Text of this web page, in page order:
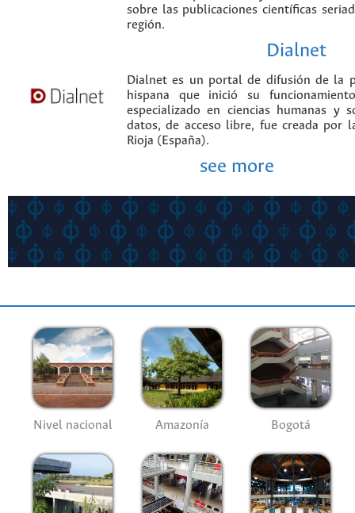
sobre las publicaciones científicas
región.
Dialnet
Dialnet es un portal de difusión de la
hispana que inició su
especializado en ciencias humanas y
datos, de acceso libre, fue creada por
Rioja (España).
see more
Nivel nacional Amazonía Bogotá